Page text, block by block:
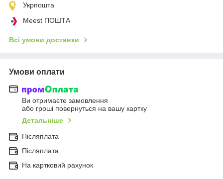
Укрпошта
Meest ПОШТА
Всі умови доставки
Умови оплати
Ви отримаєте замовлення
або гроші повернуться на вашу картку
Детальніше
Післяплата
Післяплата
На картковий рахунок